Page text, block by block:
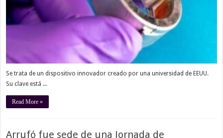
Se trata de un dispositivo innovador creado por una universidad de EEUU.
Su clave está ...
Read More »
Arrufó fue sede de una Jornada de